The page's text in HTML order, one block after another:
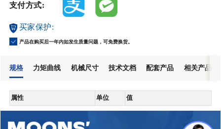
支付方式:
买家保护:
产品在购买后一年内如发生质量问题，可免费换货。
规格 力矩曲线 机械尺寸 技术文档 配套产品 相关产品
属性 单位 值